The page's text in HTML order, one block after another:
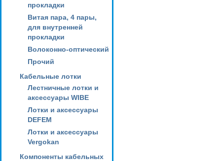
прокладки
Витая пара, 4 пары,
для внутренней
прокладки
Волоконно-оптический
Прочий
Кабельные лотки
Лестничные лотки и
аксессуары WIBE
Лотки и аксессуары
DEFEM
Лотки и аксессуары
Vergokan
Компоненты кабельных